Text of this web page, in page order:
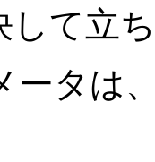
して立
ータは